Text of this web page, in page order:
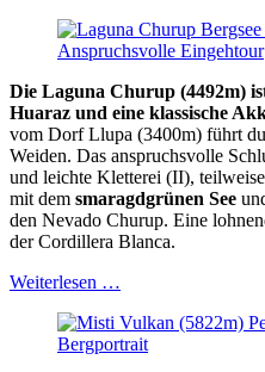
Die Laguna Churup (4492m)
Huaraz und eine klassische
vom Dorf Llupa (3400m) führt
Weiden. Das anspruchsvolle
und leichte Kletterei (II),
mit dem smaragdgrünen See
den Nevado Churup. Eine
der Cordillera Blanca.
Weiterlesen …